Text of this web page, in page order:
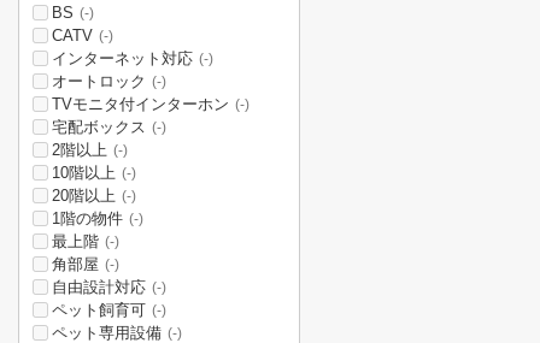
BS (-)
CATV (-)
インターネット対応 (-)
オートロック (-)
TVモニタ付インターホン (-)
宅配ボックス (-)
2階以上 (-)
10階以上 (-)
20階以上 (-)
1階の物件 (-)
最上階 (-)
角部屋 (-)
自由設計対応 (-)
ペット飼育可 (-)
ペット専用設備 (-)